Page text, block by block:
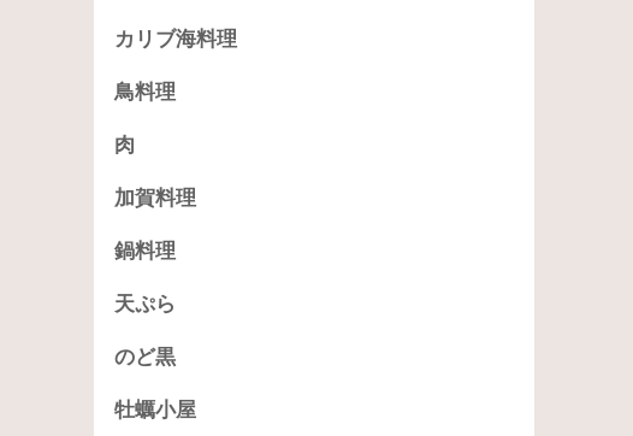
カリブ海料理
鳥料理
肉
加賀料理
鍋料理
天ぷら
のど黒
牡蠣小屋